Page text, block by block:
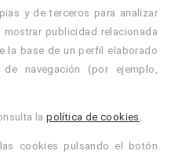
Kobido como
y de terceros para analizar
publicidad relacionada
la base de un perfil elaborado
navegación (por ejemplo,
lapolítica de cookies .
cookies pulsando el botón